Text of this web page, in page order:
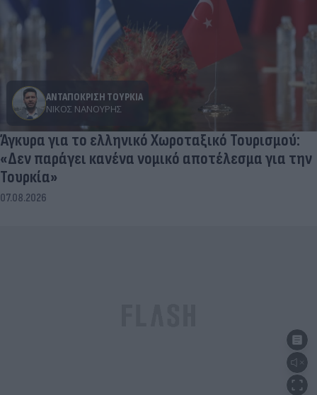
ΑΝΤΑΠΟΚΡΙΣΗ ΤΟΥΡΚΙΑ
ΝΊΚΟΣ ΝΑΝΟΎΡΗΣ
Άγκυρα για το ελληνικό Χωροταξικό Τουρισμού:
«Δεν παράγει κανένα νομικό αποτέλεσμα για την
Τουρκία»
07.08.2026